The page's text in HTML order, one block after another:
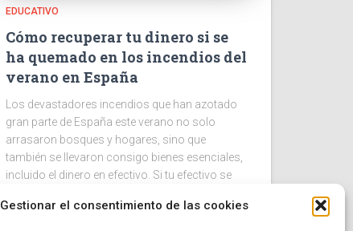
Gestionar el consentimiento de las cookies
EDUCATIVO
Cómo recuperar tu dinero si se
ha quemado en los incendios del
verano en España
Los devastadores incendios que han azotado
gran parte de España este verano no solo
arrasaron bosques y hogares, sino que
también se llevaron consigo bienes esenciales,
incluido el dinero en efectivo. Si tu efectivo se